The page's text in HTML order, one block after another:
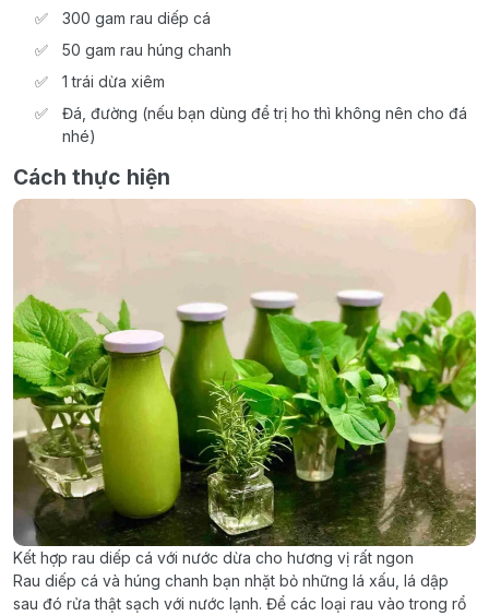
300 gam rau diếp cá
50 gam rau húng chanh
1 trái dừa xiêm
Đá, đường (nếu bạn dùng để trị ho thì không nên cho đá
nhé)
Cách thực hiện
Kết hợp rau diếp cá với nước dừa cho hương vị rất ngon
Rau diếp cá và húng chanh bạn nhặt bỏ những lá xấu, lá dập
sau đó rửa thật sạch với nước lạnh. Để các loại rau vào trong rổ